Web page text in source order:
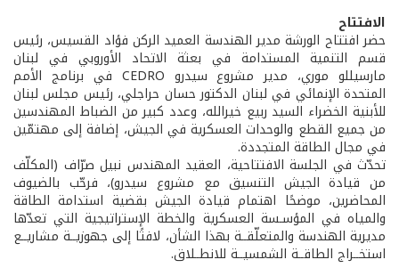
الافتتاح
حضر افتتاح الورشة مدير الهندسة العميد الركن فؤاد القسيس، رئيس
قسم التنمية المستدامة في بعثة الاتحاد الأوروبي في لبنان
مارسيللو موري، مدير مشروع سيدرو CEDRO في برنامج الأمم
المتحدة الإنمائي في لبنان الدكتور حسان حراجلي، رئيس مجلس لبنان
للأبنية الخضراء السيد ربيع خيرالله، وعدد كبير من الضباط المهندسين
من جميع القطع والوحدات العسكرية في الجيش، إضافة إلى مهتمّين
في مجال الطاقة المتجددة.
تحدّث في الجلسة الافتتاحية، العقيد المهندس نبيل صرّاف (المكلّف
من قيادة الجيش التنسيق مع مشروع سيدرو)، فرحّب بالضيوف
المحاضرين، موضحًا اهتمام قيادة الجيش بقضية استدامة الطاقة
والمياه في المؤسـسة العسكرية والخطة الإستراتيجية التي تعدّها
مديرية الهندسة والمتعلّقــة بهذا الشأن، لافتًا إلى جهوزيــة مشاريــع
استخــراج الطاقــة الشمسيــة للانطــلاق.